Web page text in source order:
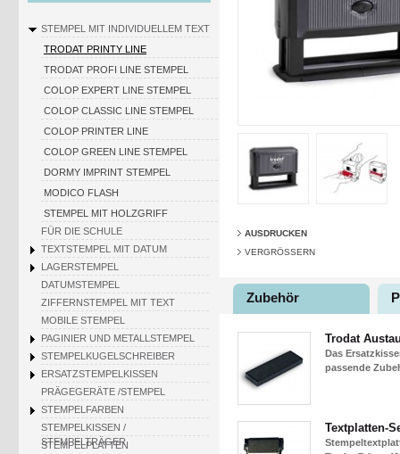
STEMPEL MIT INDIVIDUELLEM TEXT
TRODAT PRINTY LINE
TRODAT PROFI LINE STEMPEL
COLOP EXPERT LINE STEMPEL
COLOP CLASSIC LINE STEMPEL
COLOP PRINTER LINE
COLOP GREEN LINE STEMPEL
DORMY IMPRINT STEMPEL
MODICO FLASH
STEMPEL MIT HOLZGRIFF
FÜR DIE SCHULE
TEXTSTEMPEL MIT DATUM
LAGERSTEMPEL
DATUMSTEMPEL
ZIFFERNSTEMPEL MIT TEXT
MOBILE STEMPEL
PAGINIER UND METALLSTEMPEL
STEMPELKUGELSCHREIBER
ERSATZSTEMPELKISSEN
PRÄGEGERÄTE /STEMPEL
STEMPELFARBEN
STEMPELKISSEN /
STEMPELTRÄGER
STEMPELPLATTEN
AUSDRUCKEN
VERGRÖSSERN
Zubehör
Trodat
Das
passende
Textplatten-